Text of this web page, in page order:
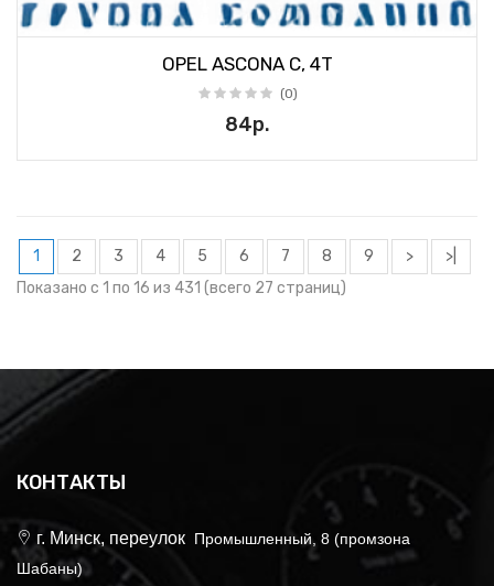
OPEL ASCONA C, 4T
(0)
84р.
1 2 3 4 5 6 7 8 9 >
>|
Показано с 1 по 16 из 431 (всего 27 страниц)
КОНТАКТЫ
г. Минск, переулок Промышленный, 8 (промзона
Шабаны)